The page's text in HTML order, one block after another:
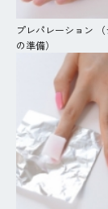
プレパレーション
の準備）